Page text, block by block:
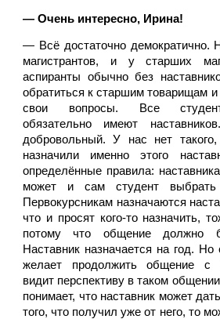
— Очень интересно, Ирина!
— Всё достаточно демократично.
магистрантов, и у старших
аспиранты обычно без
обратиться к старшим товарищам
свои вопросы. Все
обязательно имеют
добровольный. У нас нет
назначили именно этого
определённые правила:
может и сам студент выбрать
Первокурсникам назначаются
что и просят кого-то назначить,
потому что общение должно
Наставник назначается на год.
желает продолжить общение с
видит перспективу в таком
понимает, что наставник может
того, что получил уже от него, то